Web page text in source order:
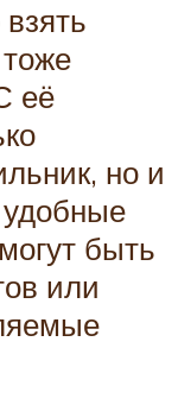
её
но и
удобные
быть
или